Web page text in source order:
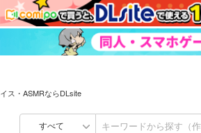
ス・ASMRならDLsite
すべて